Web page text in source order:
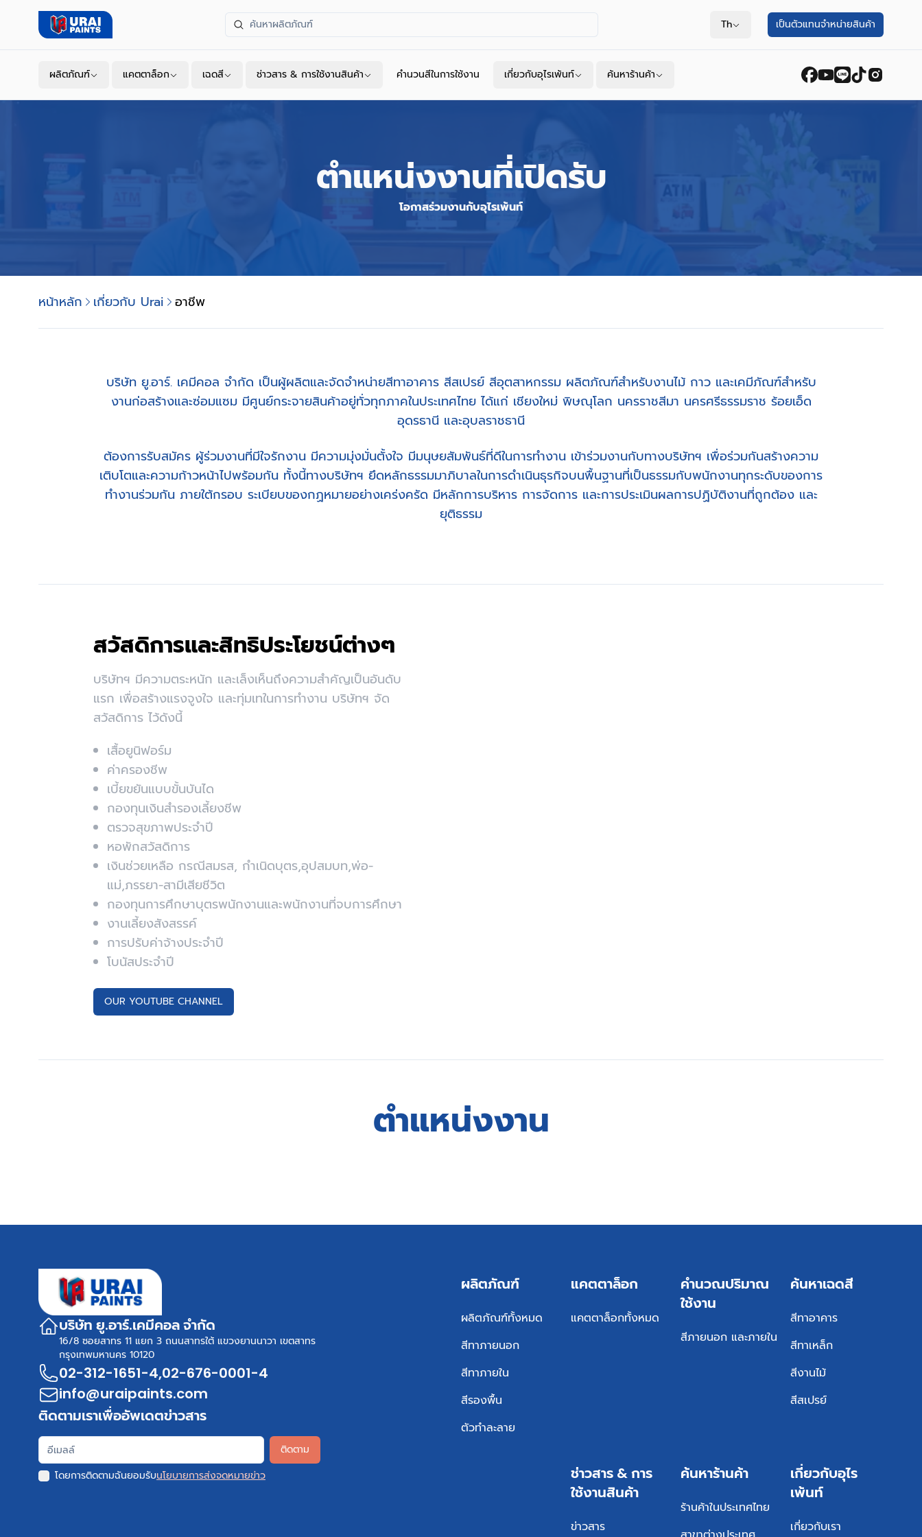
Th เป็นตัวแทนจำหน่ายสินค้า
ผลิตภัณฑ์ แคตตาล็อก เฉดสี ช่าวสาร & การใช้งานสินค้า คำนวนสีในการใช้งาน เกี่ยวกับอุไรเพ้นท์ ค้นหาร้านค้า
ตำแหน่งงานที่เปิดรับ
โอกาสร่วมงานกับอุไรเพ้นท์
หน้าหลัก เกี่ยวกับ Urai อาชีพ
บริษัท ยู.อาร์. เคมีคอล จำกัด เป็นผู้ผลิตและจัดจำหน่ายสีทาอาคาร สีสเปรย์ สีอุตสาหกรรม ผลิตภัณฑ์สำหรับงานไม้ กาว และเคมีภัณฑ์สำหรับ
งานก่อสร้างและซ่อมแซม มีศูนย์กระจายสินค้าอยู่ทั่วทุกภาคในประเทศไทย ได้แก่ เชียงใหม่ พิษณุโลก นครราชสีมา นครศรีธรรมราช ร้อยเอ็ด
อุดรธานี และอุบลราชธานี
ต้องการรับสมัคร ผู้ร่วมงานที่มีใจรักงาน มีความมุ่งมั่นตั้งใจ มีมนุษยสัมพันธ์ที่ดีในการทำงาน เข้าร่วมงานกับทางบริษัทฯ เพื่อร่วมกันสร้างความ
เติบโตและความก้าวหน้าไปพร้อมกัน ทั้งนี้ทางบริษัทฯ ยึดหลักธรรมมาภิบาลในการดำเนินธุรกิจบนพื้นฐานที่เป็นธรรมกับพนักงานทุกระดับของการ
ทำงานร่วมกัน ภายใต้กรอบ ระเบียบของกฏหมายอย่างเคร่งครัด มีหลักการบริหาร การจัดการ และการประเมินผลการปฏิบัติงานที่ถูกต้อง และ
ยุติธรรม
สวัสดิการและสิทธิประโยชน์ต่างๆ
บริษัทฯ มีความตระหนัก และเล็งเห็นถึงความสำคัญเป็นอันดับ
แรก เพื่อสร้างแรงจูงใจ และทุ่มเทในการทำงาน บริษัทฯ จัด
สวัสดิการ ไว้ดังนี้
เสื้อยูนิฟอร์ม
ค่าครองชีพ
เบี้ยขยันแบบขั้นบันได
กองทุนเงินสำรองเลี้ยงชีพ
ตรวจสุขภาพประจำปี
หอพักสวัสดิการ
เงินช่วยเหลือ กรณีสมรส, กำเนิดบุตร,อุปสมบท,พ่อ-
แม่,ภรรยา-สามีเสียชีวิต
กองทุนการศึกษาบุตรพนักงานและพนักงานที่จบการศึกษา
งานเลี้ยงสังสรรค์
การปรับค่าจ้างประจำปี
โบนัสประจำปี
OUR YOUTUBE CHANNEL
ตำแหน่งงาน
บริษัท ยู.อาร์.เคมีคอล จำกัด
16/8 ซอยสาทร 11 แยก 3 ถนนสาทรใต้ แขวงยานนาวา เขตสาทร
กรุงเทพมหานคร 10120
02-312-1651-4,02-676-0001-4
info@uraipaints.com
ติดตามเราเพื่ออัพเดตข่าวสาร
ติดตาม
โดยการติดตามฉันยอมรับนโยบายการส่งจดหมายข่าว
ผลิตภัณฑ์
ผลิตภัณฑ์ทั้งหมด
สีทาภายนอก
สีทาภายใน
สีรองพื้น
ตัวทำละลาย
แคตตาล็อก
แคตตาล็อกทั้งหมด
คำนวณปริมาณ
ใช้งาน
สีภายนอก และภายใน
ค้นหาเฉดสี
สีทาอาคาร
สีทาเหล็ก
สีงานไม้
สีสเปรย์
ช่าวสาร & การ
ใช้งานสินค้า
ข่าวสาร
ค้นหาร้านค้า
ร้านค้าในประเทศไทย
เกี่ยวกับอุไร
เพ้นท์
เกี่ยวกับเรา